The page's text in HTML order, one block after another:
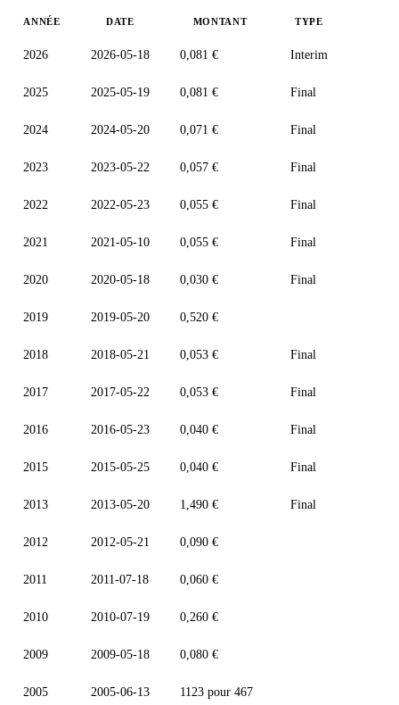
ANNÉE DATE MONTANT TYPE
2026 2026-05-18 0,081 € Interim
2025 2025-05-19 0,081 € Final
2024 2024-05-20 0,071 € Final
2023 2023-05-22 0,057 € Final
2022 2022-05-23 0,055 € Final
2021 2021-05-10 0,055 € Final
2020 2020-05-18 0,030 € Final
2019 2019-05-20 0,520 €
2018 2018-05-21 0,053 € Final
2017 2017-05-22 0,053 € Final
2016 2016-05-23 0,040 € Final
2015 2015-05-25 0,040 € Final
2013 2013-05-20 1,490 € Final
2012 2012-05-21 0,090 €
2011 2011-07-18 0,060 €
2010 2010-07-19 0,260 €
2009 2009-05-18 0,080 €
2005 2005-06-13 1123 pour 467